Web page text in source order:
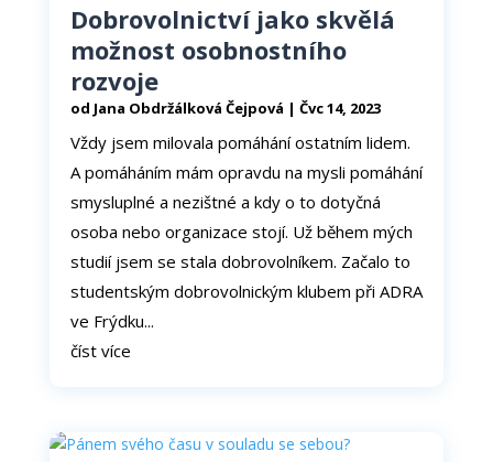
Dobrovolnictví jako skvělá
možnost osobnostního
rozvoje
od Jana Obdržálková Čejpová | Čvc 14, 2023
Vždy jsem milovala pomáhání ostatním lidem.
A pomáháním mám opravdu na mysli pomáhání
smysluplné a nezištné a kdy o to dotyčná
osoba nebo organizace stojí. Už během mých
studií jsem se stala dobrovolníkem. Začalo to
studentským dobrovolnickým klubem při ADRA
ve Frýdku...
číst více